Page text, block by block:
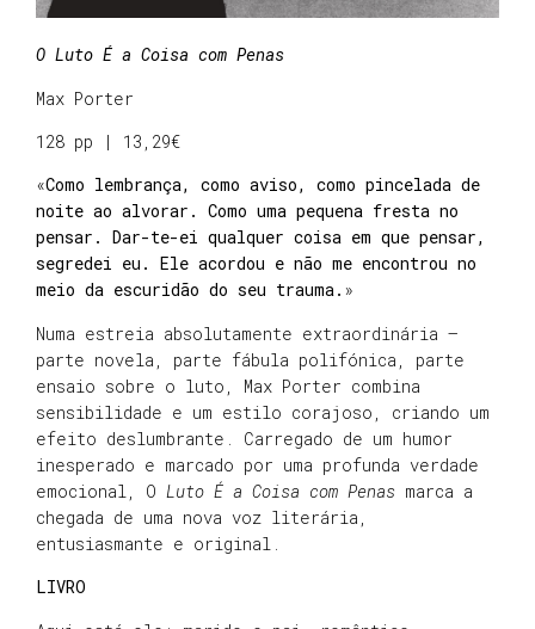
O Luto É a Coisa com Penas
Max Porter
128 pp | 13,29€
«Como lembrança, como aviso, como pincelada de
noite ao alvorar. Como uma pequena fresta no
pensar. Dar-te-ei qualquer coisa em que pensar,
segredei eu. Ele acordou e não me encontrou no
meio da escuridão do seu trauma. »
Numa estreia absolutamente extraordinária –
parte novela, parte fábula polifónica, parte
ensaio sobre o luto, Max Porter combina
sensibilidade e um estilo corajoso, criando um
efeito deslumbrante. Carregado de um humor
inesperado e marcado por uma profunda verdade
emocional, O Luto É a Coisa com Penas marca a
chegada de uma nova voz literária,
entusiasmante e original.
LIVRO